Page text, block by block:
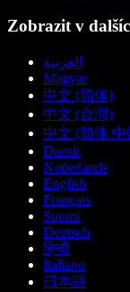
Zobrazit v
العربية
Magyar
中文 (简体)
中文 (台灣)
中文 (简体 中
Dansk
Nederlands
English
Français
Suomi
Deutsch
हिन्दी
Italiano
日本語